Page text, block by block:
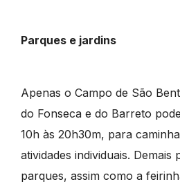
Parques e jardins
Apenas o Campo de São
do Fonseca e do Barreto
10h às 20h30m, para
atividades individuais. Demais
parques, assim como a